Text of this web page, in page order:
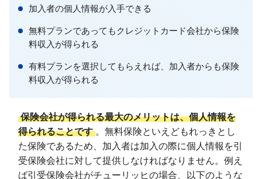
加入者の個人情報が入手できる
無料プランであってもクレジットカード会社から保険
料収入が得られる
有料プランを選択してもらえれば、加入者からも保険
料収入が得られる
保険会社が得られる最大のメリットは、個人情報を
得られることです 。無料保険といえどもれっきとし
た保険であるため、加入者は加入の際に個人情報を引
受保険会社に対して提供しなければなりません。例え
ば引受保険会社がチューリッヒの場合、以下のような